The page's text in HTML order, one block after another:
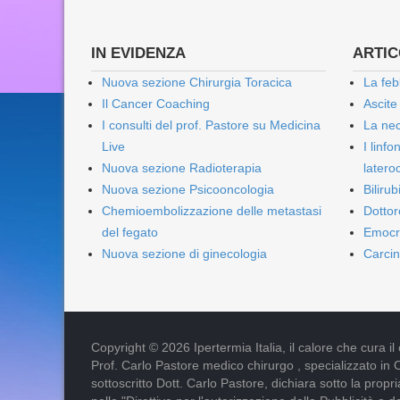
IN EVIDENZA
Nuova sezione Chirurgia Toracica
Il Cancer Coaching
I consulti del prof. Pastore su Medicina
Live
Nuova sezione Radioterapia
Nuova sezione Psicooncologia
Chemioembolizzazione delle metastasi
del fegato
Nuova sezione di ginecologia
La
La
I
Copyright © 2026 Ipertermia Italia, il calore che cura il
Prof. Carlo Pastore medico chirurgo , specializzato
sottoscritto Dott. Carlo Pastore, dichiara sotto la